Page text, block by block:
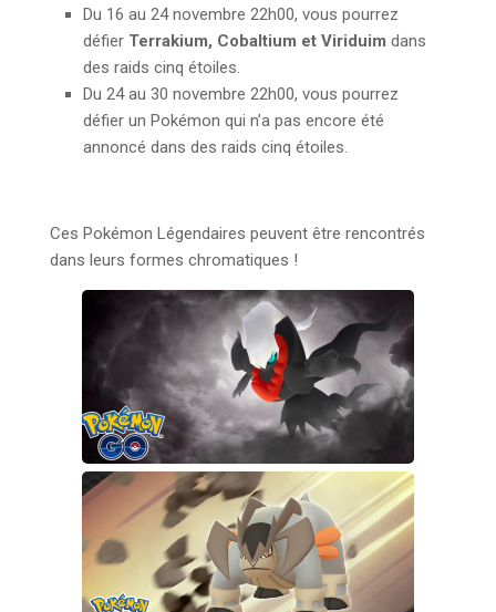
Du 16 au 24 novembre 22h00, vous pourrez
défier Terrakium, Cobaltium et Viriduim dans
des raids cinq étoiles.
Du 24 au 30 novembre 22h00, vous pourrez
défier un Pokémon qui n’a pas encore été
annoncé dans des raids cinq étoiles.
Ces Pokémon Légendaires peuvent être rencontrés
dans leurs formes chromatiques !